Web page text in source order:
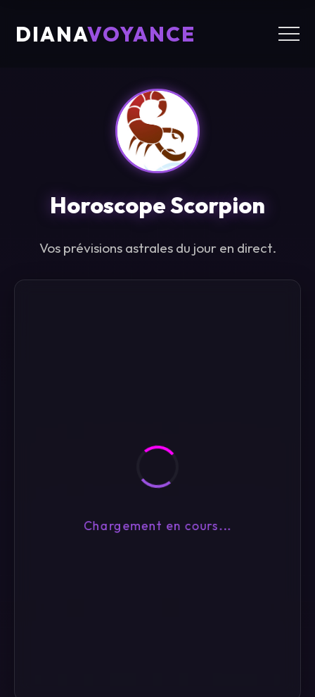
DIANAVOYANCE
HoroscopeScorpion
Vos prévisions astrales du jour en direct.
Chargement en cours...